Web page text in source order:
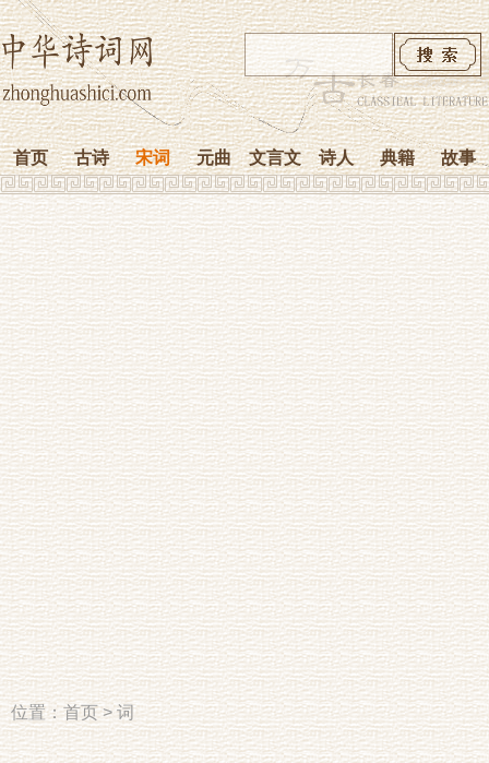
首页 古诗 宋词 元曲 文言文 诗人 典籍 故事
位置：首页>词